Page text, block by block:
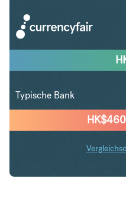
HK$
Typische Bank
AUD in